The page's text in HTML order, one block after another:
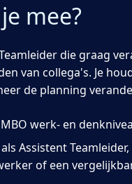
mee?
die graag
van collega's. Je
de planning
werk- en
Assistent
of een